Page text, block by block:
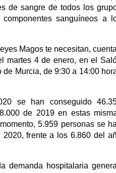
de sangre de todos los
sanguíneos a
Magos te necesitan,
martes 4 de enero, en el
Murcia, de 9:30 a 14:00
se han conseguido
de 2019 en estas
5.959 personas se
2020, frente a los 6.860 del
demanda hospitalaria